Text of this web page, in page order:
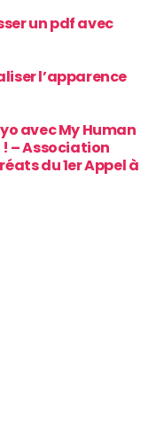
un pdf avec
l’apparence
avec My Human
– Association
du 1er Appel à